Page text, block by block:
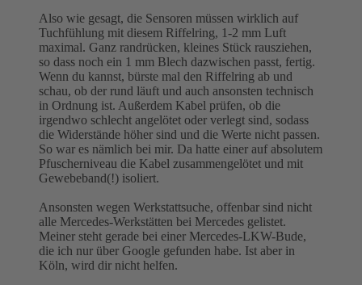
Also wie gesagt, die Sensoren müssen wirklich auf
Tuchfühlung mit diesem Riffelring, 1-2 mm Luft
maximal. Ganz randrücken, kleines Stück rausziehen,
so dass noch ein 1 mm Blech dazwischen passt, fertig.
Wenn du kannst, bürste mal den Riffelring ab und
schau, ob der rund läuft und auch ansonsten technisch
in Ordnung ist. Außerdem Kabel prüfen, ob die
irgendwo schlecht angelötet oder verlegt sind, sodass
die Widerstände höher sind und die Werte nicht passen.
So war es nämlich bei mir. Da hatte einer auf absolutem
Pfuscherniveau die Kabel zusammengelötet und mit
Gewebeband(!) isoliert.
Ansonsten wegen Werkstattsuche, offenbar sind nicht
alle Mercedes-Werkstätten bei Mercedes gelistet.
Meiner steht gerade bei einer Mercedes-LKW-Bude,
die ich nur über Google gefunden habe. Ist aber in
Köln, wird dir nicht helfen.